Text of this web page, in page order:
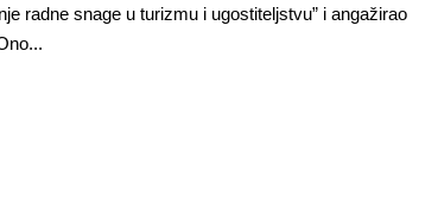
radne snage u turizmu i ugostiteljstvu” i angažirao